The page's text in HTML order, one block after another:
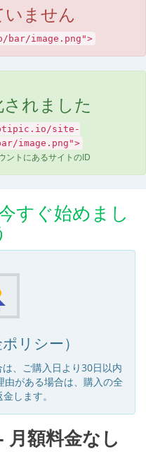
いません
bar/image.png">
されました
site-
image.png">
トにあるサイトのID
すぐ始めまし
リシー）
、ご購入日より30日以内
がある場合は、購入の全
します。
月額料金なし